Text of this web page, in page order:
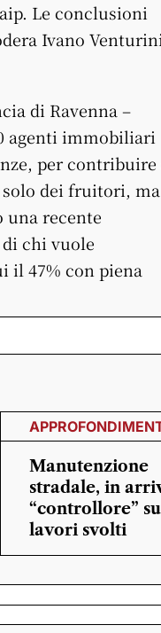
Le conclusioni
Ivano Venturini
di Ravenna –
agenti immobiliari
per contribuire
dei fruitori, ma
una recente
chi vuole
il 47% con piena
Manutenzione
stradale, in
“controllore”
lavori svolti